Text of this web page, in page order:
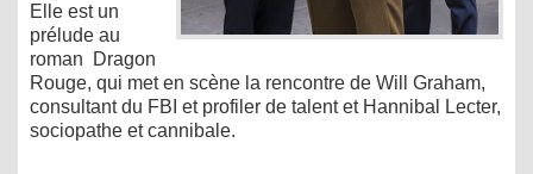
Elle est un
prélude au
roman Dragon
Rouge, qui met en scène la rencontre de Will Graham,
consultant du FBI et profiler de talent et Hannibal Lecter,
sociopathe et cannibale.